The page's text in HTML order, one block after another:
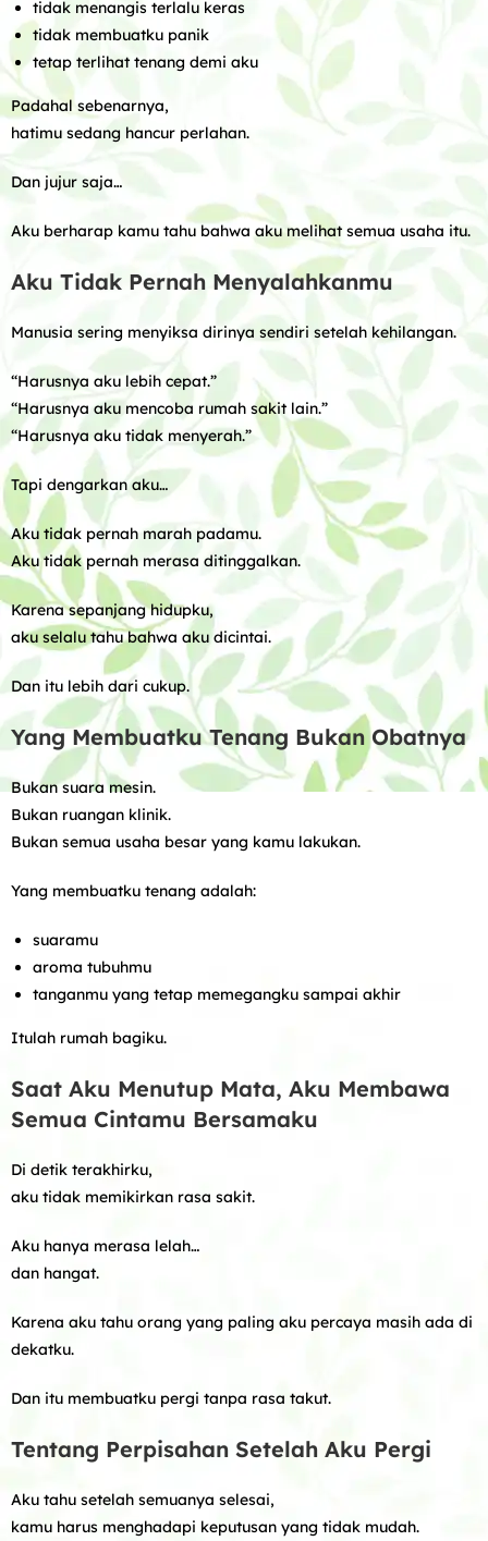
tidak menangis terlalu keras
tidak membuatku panik
tetap terlihat tenang demi aku
Padahal sebenarnya,
hatimu sedang hancur perlahan.
Dan jujur saja…
Aku berharap kamu tahu bahwa aku melihat semua usaha itu.
Aku Tidak Pernah Menyalahkanmu
Manusia sering menyiksa dirinya sendiri setelah kehilangan.
“Harusnya aku lebih cepat.”
“Harusnya aku mencoba rumah sakit lain.”
“Harusnya aku tidak menyerah.”
Tapi dengarkan aku…
Aku tidak pernah marah padamu.
Aku tidak pernah merasa ditinggalkan.
Karena sepanjang hidupku,
aku selalu tahu bahwa aku dicintai.
Dan itu lebih dari cukup.
Yang Membuatku Tenang Bukan Obatnya
Bukan suara mesin.
Bukan ruangan klinik.
Bukan semua usaha besar yang kamu lakukan.
Yang membuatku tenang adalah:
suaramu
aroma tubuhmu
tanganmu yang tetap memegangku sampai akhir
Itulah rumah bagiku.
Saat Aku Menutup Mata, Aku Membawa
Semua Cintamu Bersamaku
Di detik terakhirku,
aku tidak memikirkan rasa sakit.
Aku hanya merasa lelah…
dan hangat.
Karena aku tahu orang yang paling aku percaya masih ada di
dekatku.
Dan itu membuatku pergi tanpa rasa takut.
Tentang Perpisahan Setelah Aku Pergi
Aku tahu setelah semuanya selesai,
kamu harus menghadapi keputusan yang tidak mudah.